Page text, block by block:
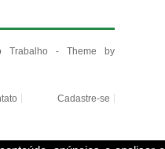
Trabalho - Theme by
Cadastre-se